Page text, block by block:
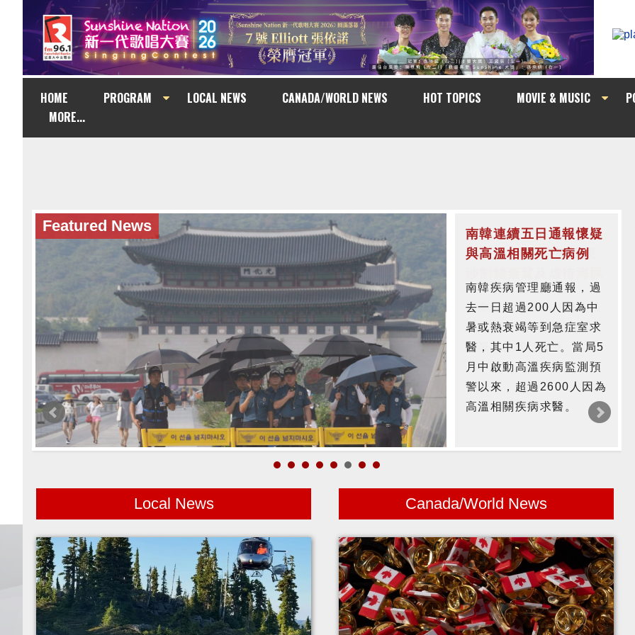
HOME PROGRAM LOCAL NEWS CANADA/WORLD NEWS HOT TOPICS MOVIE & MUSIC
MORE...
Featured News
南韓連續五日通報懷疑
與高溫相關死亡病例
南韓疾病管理廳通報，過
去一日超過200人因為中
暑或熱衰竭等到急症室求
醫，其中1人死亡。當局5
月中啟動高溫疾病監測預
警以來，超過2600人因為
高溫相關疾病求醫。
Local News Canada/World News